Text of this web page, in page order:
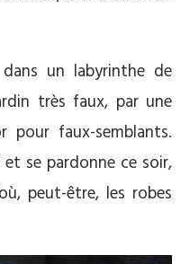
dans un labyrinthe de
très faux, par une
pour faux-semblants.
se pardonne ce soir,
peut-être, les robes